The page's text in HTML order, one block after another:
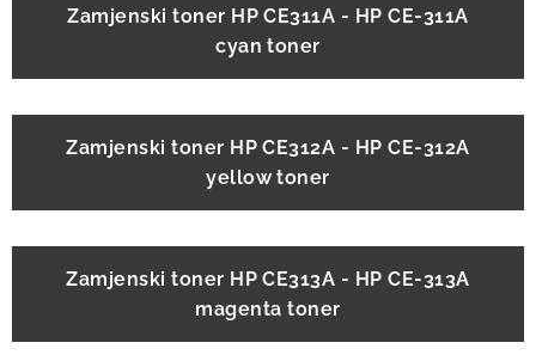
Zamjenski toner HP CE311A - HP CE-311A
cyan toner
Zamjenski toner HP CE312A - HP CE-312A
yellow toner
Zamjenski toner HP CE313A - HP CE-313A
magenta toner